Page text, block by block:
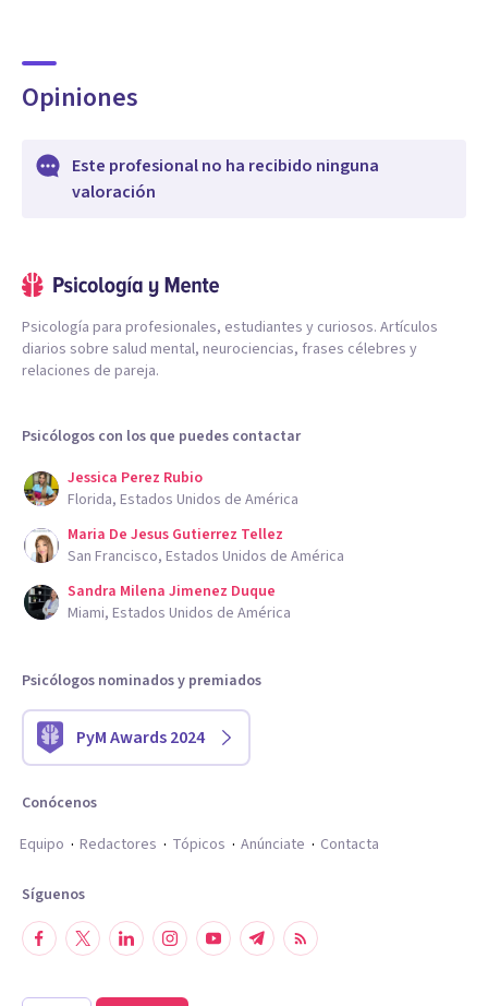
Opiniones
Este profesional no ha recibido ninguna
valoración
Psicología para profesionales, estudiantes y curiosos. Artículos
diarios sobre salud mental, neurociencias, frases célebres y
relaciones de pareja.
Psicólogos con los que puedes contactar
Jessica Perez Rubio
Florida, Estados Unidos de América
Maria De Jesus Gutierrez Tellez
San Francisco, Estados Unidos de América
Sandra Milena Jimenez Duque
Miami, Estados Unidos de América
Psicólogos nominados y premiados
PyM Awards 2024
Conócenos
Equipo
Redactores Tópicos Anúnciate Contacta
Síguenos